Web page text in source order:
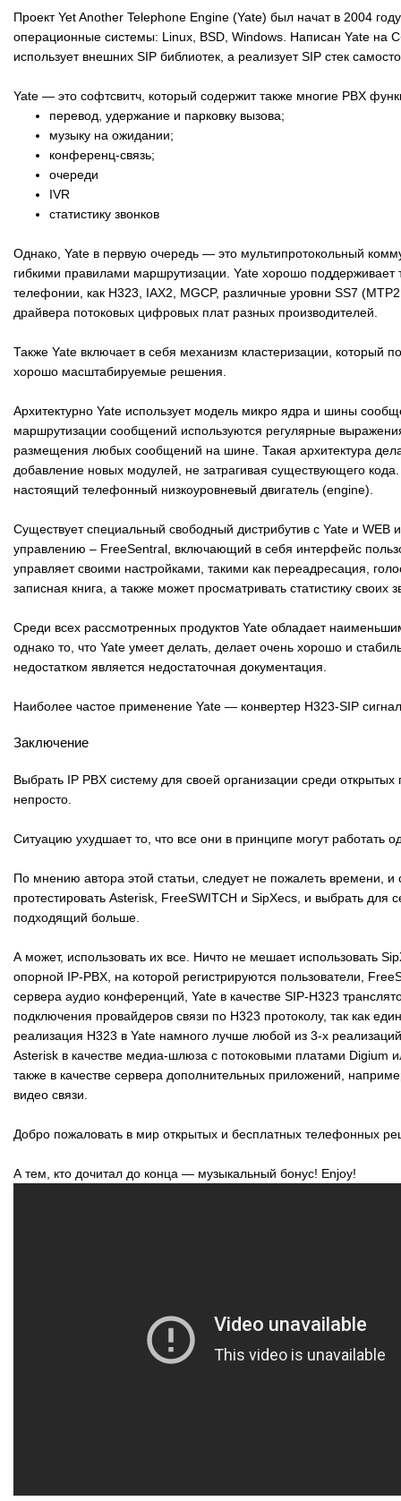
Проект Yet Another Telephone Engine (Yate) был начат в 2004
операционные системы: Linux, BSD, Windows. Написан Yate на
использует внешних SIP библиотек, а реализует SIP стек
Yate — это софтсвитч, который содержит также многие PBX
перевод, удержание и парковку вызова;
музыку на ожидании;
конференц-связь;
очереди
IVR
статистику звонков
Однако, Yate в первую очередь — это мультипротокольный
гибкими правилами маршрутизации. Yate хорошо поддерживает
телефонии, как H323, IAX2, MGCP, различные уровни SS7
драйвера потоковых цифровых плат разных производителей.
Также Yate включает в себя механизм кластеризации, который
хорошо масштабируемые решения.
Архитектурно Yate использует модель микро ядра и шины
маршрутизации сообщений используются регулярные
размещения любых сообщений на шине. Такая архитектура
добавление новых модулей, не затрагивая существующего
настоящий телефонный низкоуровневый двигатель (engine).
Существует специальный свободный дистрибутив с Yate и WEB
управлению – FreeSentral, включающий в себя интерфейс
управляет своими настройками, такими как переадресация,
записная книга, а также может просматривать статистику своих
Среди всех рассмотренных продуктов Yate обладает
однако то, что Yate умеет делать, делает очень хорошо и
недостатком является недостаточная документация.
Наиболее частое применение Yate — конвертер H323-SIP
Заключение
Выбрать IP PBX систему для своей организации среди открытых
непросто.
Ситуацию ухудшает то, что все они в принципе могут работать
По мнению автора этой статьи, следует не пожалеть времени, и
протестировать Asterisk, FreeSWITCH и SipXecs, и выбрать для
подходящий больше.
А может, использовать их все. Ничто не мешает использовать
опорной IP-PBX, на которой регистрируются пользователи,
сервера аудио конференций, Yate в качестве SIP-H323
подключения провайдеров связи по H323 протоколу, так как
реализация H323 в Yate намного лучше любой из 3-х
Asterisk в качестве медиа-шлюза с потоковыми платами Digium
также в качестве сервера дополнительных приложений,
видео связи.
Добро пожаловать в мир открытых и бесплатных телефонных
А тем, кто дочитал до конца — музыкальный бонус! Enjoy!